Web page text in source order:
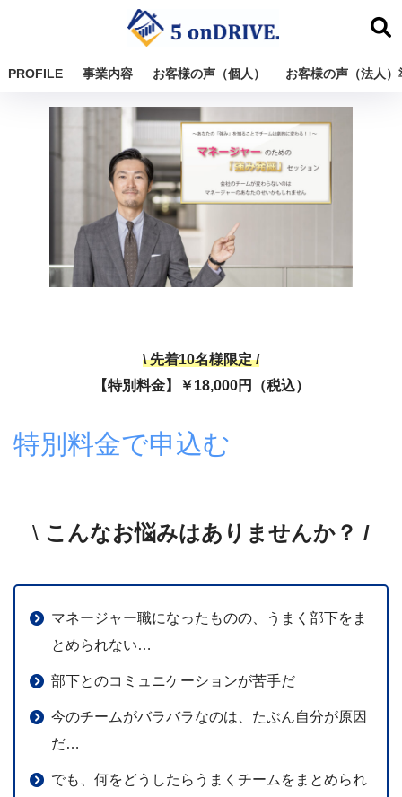
PROFILE 事業内容 お客様の声（個人） お客様の声（法人）
\ 先着10名様限定 /
【特別料金】￥18,000円（税込）
特別料金で申込む
\ こんなお悩みはありませんか？ /
マネージャー職になったものの、うまく部下をま
とめられない…
部下とのコミュニケーションが苦手だ
今のチームがバラバラなのは、たぶん自分が原因
だ…
でも、何をどうしたらうまくチームをまとめられ